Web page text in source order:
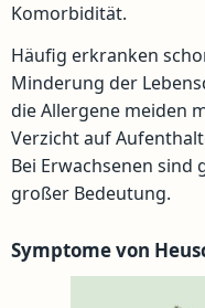
Komorbidität.
Häufig erkranken
Minderung der
die Allergene meiden
Verzicht auf
Bei Erwachsenen sind
großer Bedeutung.
Symptome von